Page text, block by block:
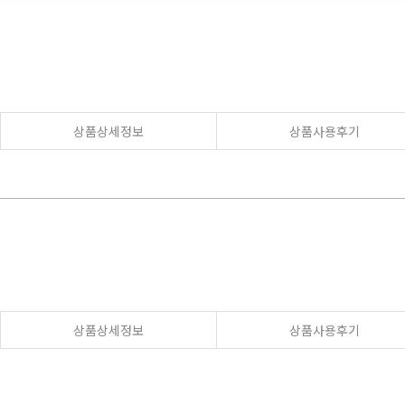
상품상세정보 상품사용후기
상품상세정보 상품사용후기